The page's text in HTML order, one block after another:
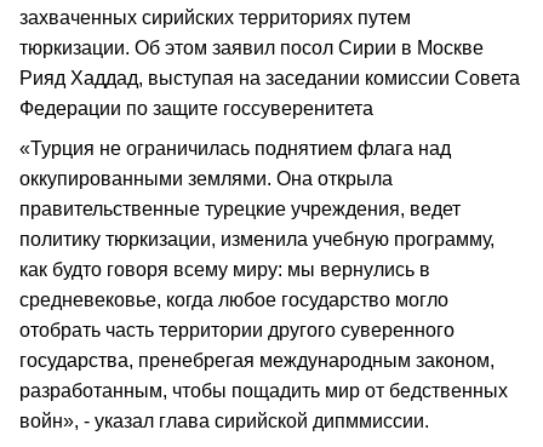
захваченных сирийских территориях путем
тюркизации. Об этом заявил посол Сирии в Москве
Рияд Хаддад, выступая на заседании комиссии Совета
Федерации по защите госсуверенитета
«Турция не ограничилась поднятием флага над
оккупированными землями. Она открыла
правительственные турецкие учреждения, ведет
политику тюркизации, изменила учебную программу,
как будто говоря всему миру: мы вернулись в
средневековье, когда любое государство могло
отобрать часть территории другого суверенного
государства, пренебрегая международным законом,
разработанным, чтобы пощадить мир от бедственных
войн», - указал глава сирийской дипммиссии.